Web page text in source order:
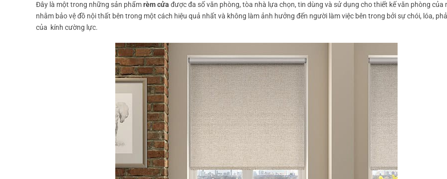
Đây là một trong những sản phẩmrèm cửa được đa số văn phòng, tòa nhà lựa chọn, tin dùng và sử dụng cho thiết kế văn phòng của
nhằm bảo vệ đồ nội thất bên trong một cách hiệu quả nhất và không làm ảnh hưởng đến người làm việc bên trong bởi sự chói, lóa,
của kính cường lực.